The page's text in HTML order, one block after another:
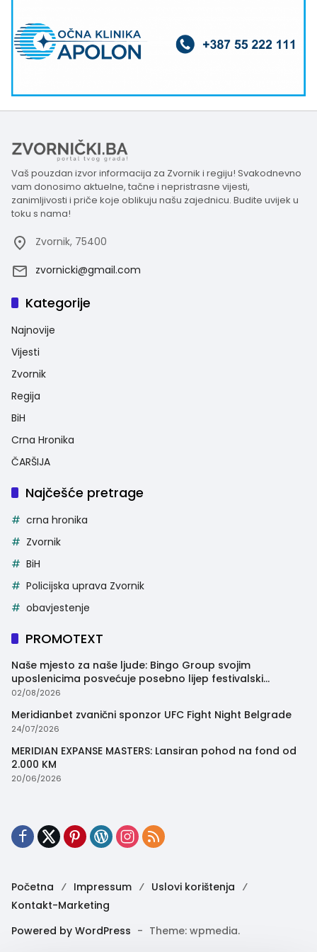
Vaš pouzdan izvor informacija za Zvornik i regiju! Svakodnevno
vam donosimo aktuelne, tačne i nepristrasne vijesti,
zanimljivosti i priče koje oblikuju našu zajednicu. Budite uvijek u
toku s nama!
Zvornik, 75400
zvornicki@gmail.com
Kategorije
Najnovije
Vijesti
Zvornik
Regija
BiH
Crna Hronika
ČARŠIJA
Najčešće pretrage
crna hronika
Zvornik
BiH
Policijska uprava Zvornik
obavjestenje
PROMOTEXT
Naše mjesto za naše ljude: Bingo Group svojim
uposlenicima posvećuje posebno lijep festivalski
trenutak
02/08/2026
Meridianbet zvanični sponzor UFC Fight Night Belgrade
24/07/2026
MERIDIAN EXPANSE MASTERS: Lansiran pohod na fond od
2.000 KM
20/06/2026
Početna Impressum
Uslovi korištenja
Kontakt-Marketing
Powered by WordPress - Theme: wpmedia.